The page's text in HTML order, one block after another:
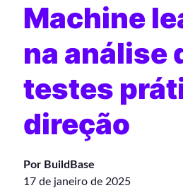
Machine
na análise
testes
direção
Por BuildBase
17 de janeiro de 2025